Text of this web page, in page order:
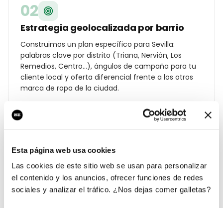
Esta página web usa cookies
Las cookies de este sitio web se usan para personalizar
el contenido y los anuncios, ofrecer funciones de redes
sociales y analizar el tráfico. ¿Nos dejas comer galletas?
02
Estrategia geolocalizada por barrio
Construimos un plan específico para Sevilla:
palabras clave por distrito (Triana, Nervión, Los
Remedios, Centro…), ángulos de campaña para tu
cliente local y oferta diferencial frente a los otros
marca de ropa de la ciudad.
03
Campañas Ads y SEO local en marcha
Lanzamos Google Ads por código postal, Meta Ads
con audiencias hipersegmentadas en Sevilla,
optimización on-page y ficha de Google Business